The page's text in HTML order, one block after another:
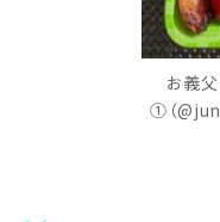
お義
①（